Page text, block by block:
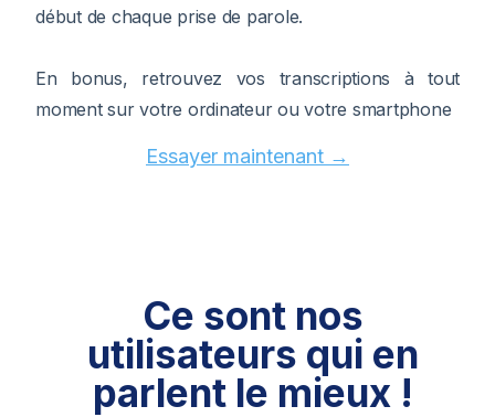
début de chaque prise de parole.
En bonus, retrouvez vos transcriptions à tout
moment sur votre ordinateur ou votre smartphone
Essayer maintenant →
Ce sont nos
utilisateurs qui en
parlent le mieux !